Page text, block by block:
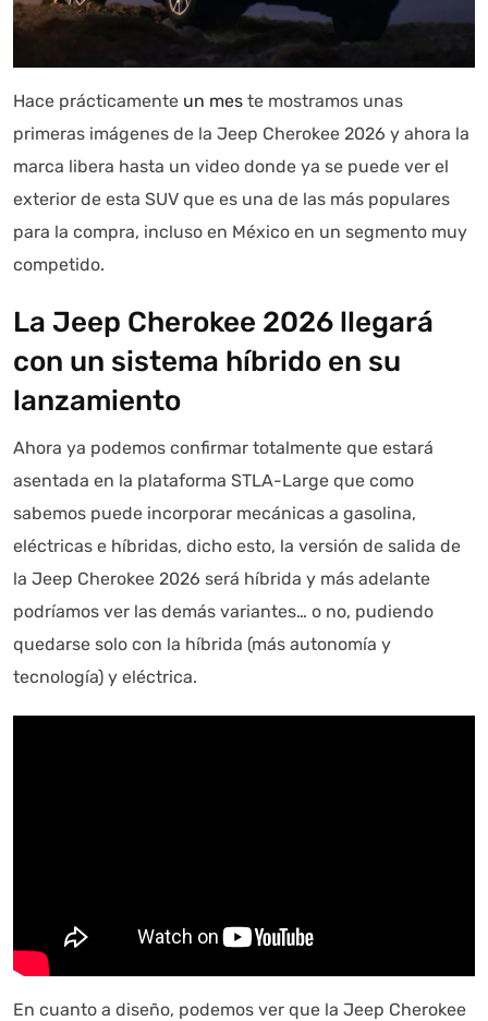
Hace prácticamente un mes te mostramos unas
primeras imágenes de la Jeep Cherokee 2026 y ahora la
marca libera hasta un video donde ya se puede ver el
exterior de esta SUV que es una de las más populares
para la compra, incluso en México en un segmento muy
competido.
La Jeep Cherokee 2026 llegará
con un sistema híbrido en su
lanzamiento
Ahora ya podemos confirmar totalmente que estará
asentada en la plataforma STLA-Large que como
sabemos puede incorporar mecánicas a gasolina,
eléctricas e híbridas, dicho esto, la versión de salida de
la Jeep Cherokee 2026 será híbrida y más adelante
podríamos ver las demás variantes… o no, pudiendo
quedarse solo con la híbrida (más autonomía y
tecnología) y eléctrica.
En cuanto a diseño, podemos ver que la Jeep Cherokee
Autoanalítica IA Agente Inteligente
Estoy aquí para encontrar lo que necesitas. ¿Qué estás
buscando? "Este asistente con IA (OpenAI) ofrece
información referencial que puede contener errores.
Asistente con IA en desarrollo. Autoanalítica optimiza
diariamente su exactitud."